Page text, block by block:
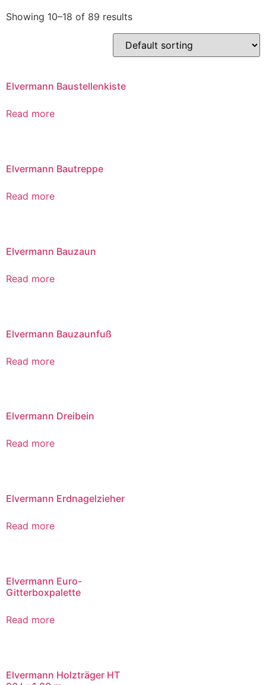
Showing 10–18 of 89 results
Elvermann Baustellenkiste
Read more
Elvermann Bautreppe
Read more
Elvermann Bauzaun
Read more
Elvermann Bauzaunfuß
Read more
Elvermann Dreibein
Read more
Elvermann Erdnagelzieher
Read more
Elvermann Euro-
Gitterboxpalette
Read more
Elvermann Holzträger HT